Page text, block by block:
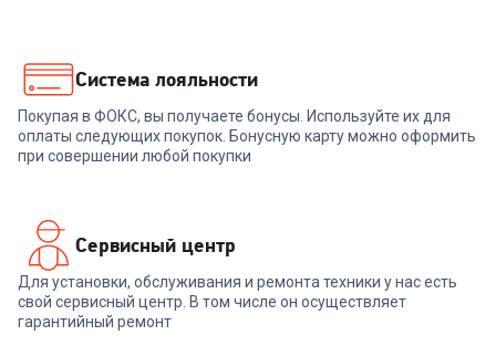
1 699₽
В корзину
Система лояльности
Покупая в ФОКС, вы получаете бонусы. Используйте их для
оплаты следующих покупок. Бонусную карту можно оформить
при совершении любой покупки
Сервисный центр
Для установки, обслуживания и ремонта техники у нас есть
свой сервисный центр. В том числе он осуществляет
гарантийный ремонт